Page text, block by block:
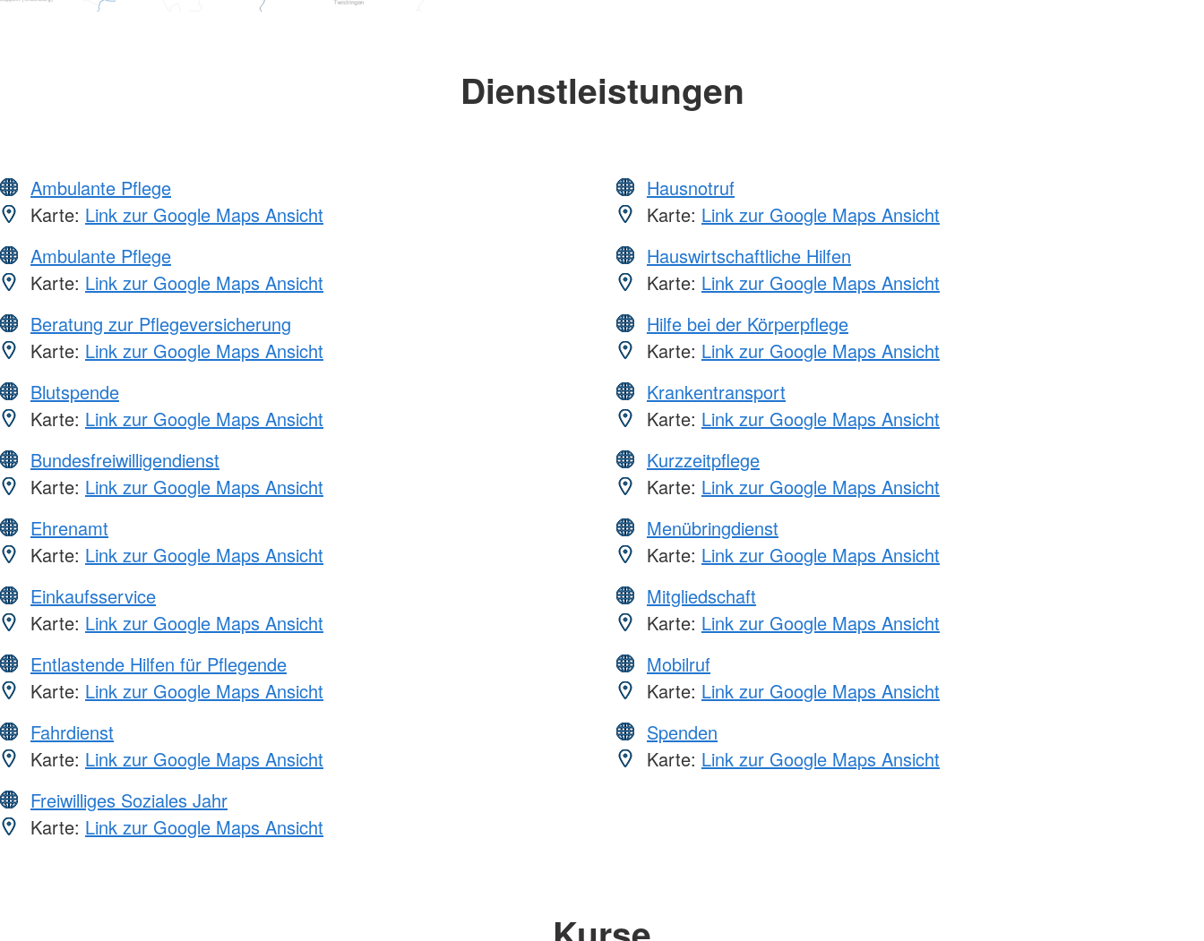
Dienstleistungen
Ambulante Pflege
Karte: Link zur Google Maps Ansicht
Ambulante Pflege
Karte: Link zur Google Maps Ansicht
Beratung zur Pflegeversicherung
Karte: Link zur Google Maps Ansicht
Blutspende
Karte: Link zur Google Maps Ansicht
Bundesfreiwilligendienst
Karte: Link zur Google Maps Ansicht
Ehrenamt
Karte: Link zur Google Maps Ansicht
Einkaufsservice
Karte: Link zur Google Maps Ansicht
Entlastende Hilfen für Pflegende
Karte: Link zur Google Maps Ansicht
Fahrdienst
Karte: Link zur Google Maps Ansicht
Freiwilliges Soziales Jahr
Karte: Link zur Google Maps Ansicht
Hausnotruf
Karte: Link zur Google Maps Ansicht
Hauswirtschaftliche Hilfen
Karte: Link zur Google Maps Ansicht
Hilfe bei der Körperpflege
Karte: Link zur Google Maps Ansicht
Krankentransport
Karte: Link zur Google Maps Ansicht
Kurzzeitpflege
Karte: Link zur Google Maps Ansicht
Menübringdienst
Karte: Link zur Google Maps Ansicht
Mitgliedschaft
Karte: Link zur Google Maps Ansicht
Mobilruf
Karte: Link zur Google Maps Ansicht
Spenden
Karte: Link zur Google Maps Ansicht